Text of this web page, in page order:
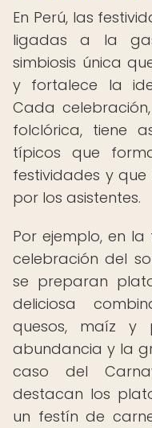
En Perú, las
ligadas a la
simbiosis única
y fortalece la
Cada
folclórica, tiene
típicos que
festividades y
por los asistentes.
Por ejemplo, en la
celebración del
se preparan
deliciosa
quesos, maíz y
abundancia y la
caso del
destacan los
un festín de